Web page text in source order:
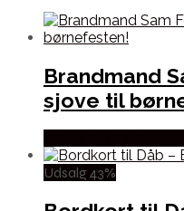
Brandmand
sjove til
Udsalg 43%